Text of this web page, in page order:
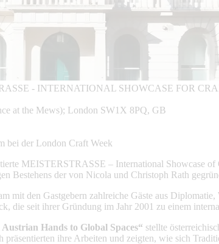
- INTERNATIONAL SHOWCASE FOR
at the Mews); London SW1X 8PQ, GB
bei der London Craft Week
MEISTERSTRASSE – International Showcase
Bestehens der von Nicola und Christoph Rath
mit den Gastgebern zahlreiche Gäste aus
seit ihrer Gründung im Jahr 2001 zu einem
Hands to Global Spaces“ stellte
ihre Arbeiten und zeigten, wie sich